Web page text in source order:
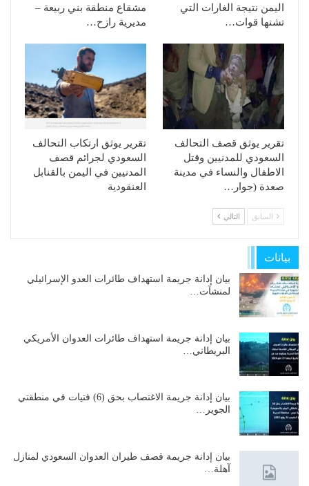
اليمن نتيجة الغارات التي
تشنها قوات…
مشقاع منطقة بني ربيعة –
مديرية رازح…
تقرير يوثق قصف التحالف
السعودي للمدنيين وقتل
الاطفال والنساء في مدينة
صعدة (جوار…
تقرير يوثق ارتكاب التحالف
السعودي لجرائم قصف
المدنيين في اليمن بالقنابل
العنقودية
السابق التالي
بيانات
بيان إدانة جريمة استهداف طائرات العدو الإسرائيلي
لمنشآت…
بيان إدانة جريمة استهداف طائرات العدوان الأمريكي
البريطاني…
بيان إدانة جريمة الاغتصاب بحق (6) فتيات في منطقتي
الجوير…
بيان إدانة جريمة قصف طيران العدوان السعودي لمنازل
آهلة…